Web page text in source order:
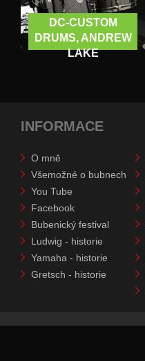
DC-CUSTOM
DRUMS, ANDREW
LAKE
INFORMACE
O mně
Všemožné o bubnech
You Tube
Facebook
Bubenický festival
Ludwig - historie
Yamaha - historie
Gretsch - historie